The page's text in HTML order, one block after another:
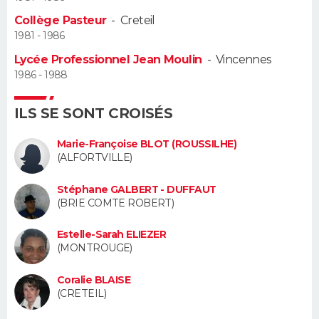
Alimentation
Guide de la santé
Maladies
Médicaments
Sommeil
VOYAGE
Destinations
City break
Voyage nature
Voyage de noces
Forum
Climat
+
PHOTO
GUIDES D'ACHAT
CARTE DE VOEUX
Carte de Noël
Carte Bonne année
Carte Saint-Valentin
Carte Pâques
Carte d'anniversaire
DICTIONNAIRE
Dictionnaire
Biographies
Citations
Expressions
Proverbes
PROGRAMME TV
COPAINS D'AVANT
S'inscrire
Se connecter
Lycées
Collèges
Primaires
Universités
Entreprises
Service militaire
Avis de recherche
AVIS DE DÉCÈS
Collège Pasteur- Creteil
1981 - 1986
Lycée Professionnel Jean Moulin - Vincennes
1986 - 1988
ILS SE SONT CROISÉS
Marie-Françoise BLOT (ROUSSILHE)
(ALFORTVILLE)
Stéphane GALBERT - DUFFAUT
(BRIE COMTE ROBERT)
Estelle-Sarah ELIEZER
(MONTROUGE)
Coralie BLAISE
(CRETEIL)